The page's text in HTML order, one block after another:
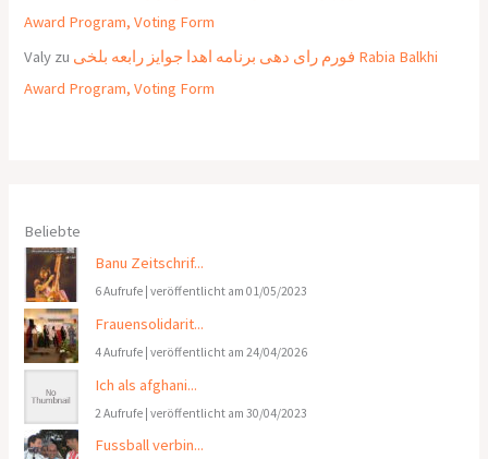
Award Program, Voting Form
Valy zu فورم رای دهی برنامه اهدا جوایز رابعه بلخی Rabia Balkhi
Award Program, Voting Form
Beliebte
Banu Zeitschrif...
6 Aufrufe |veröffentlicht am 01/05/2023
Frauensolidarit...
4 Aufrufe |veröffentlicht am 24/04/2026
Ich als afghani...
2 Aufrufe |veröffentlicht am 30/04/2023
Fussball verbin...